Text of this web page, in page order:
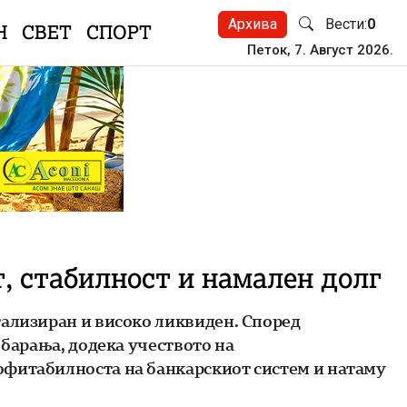
СВЕТ СПОРТ Архива Вести:0
Петок, 7. Август 2026.
стабилност и намален долг
и високо ликвиден. Според
додека учеството на
на банкарскиот систем и натаму